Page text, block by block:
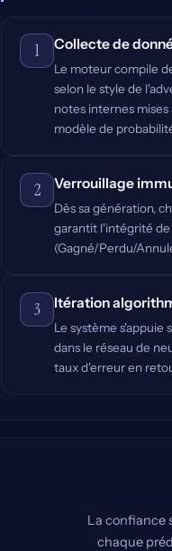
1 Collecte de
Le moteur compile
selon le style de
notes internes
modèle de
2 Verrouillage
Dès sa génération,
garantit l'intégrité de
(Gagné/Perdu/
3 Itération
Le système
dans le réseau de
taux d'erreur en
La confiance
chaque